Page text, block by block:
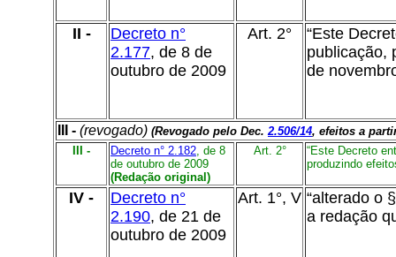
II -
Decreto n°
2.177, de 8 de
outubro de 2009
Art. 2°
“Este
publicação,
de
III - (revogado) (Revogado pelo Dec.2.506/14, efeitos a
III -
Decreto n° 2.182, de 8
de outubro de 2009
(Redação original)
Art. 2°
“Este Decreto
produzindo
IV -
Decreto n°
2.190, de 21 de
outubro de 2009
Art. 1°, V “alterado o
a redação